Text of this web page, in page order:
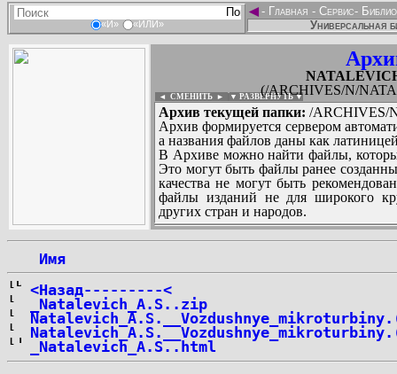
«И» «ИЛИ»
◄- Главная - Сервис-
Универсальная
(/ARCHIVES/N/
◄ СМЕНИТЬ ► ▼ РАЗВЕРНУТЬ ▼
Архив текущей папки: /ARCHIVES/
Архив формируется сервером
а названия файлов даны как
В Архиве можно найти файлы,
Это могут быть файлы ранее
качества не могут быть
файлы изданий не для широкого
других стран и народов.
Имя
<Назад---------<
_Natalevich_A.S..zip
_Natalevich_A.S..html